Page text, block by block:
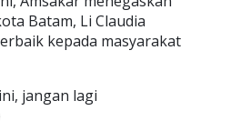
Batam, Li Claudia
kepada masyarakat
jangan lagi